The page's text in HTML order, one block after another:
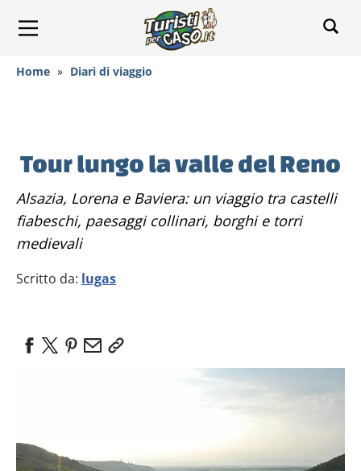
Home » Diari di viaggio
Tour lungo la valle del Reno
Alsazia, Lorena e Baviera: un viaggio tra castelli
fiabeschi, paesaggi collinari, borghi e torri
medievali
Scritto da: lugas